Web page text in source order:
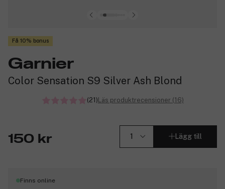
Få 10% bonus
Garnier
Color Sensation S9 Silver Ash Blond
(21)Läs produktrecensioner (16)
150 kr Lägg till
Finns online